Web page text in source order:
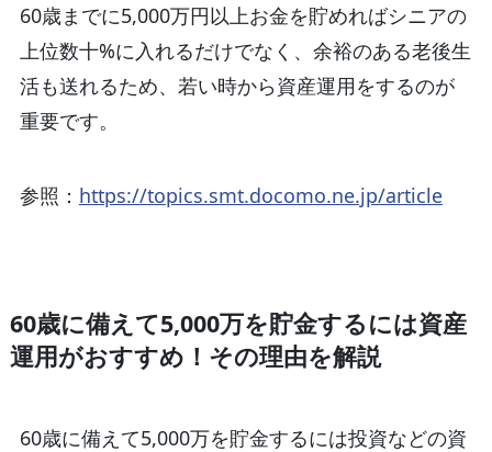
60歳までに5,000万円以上お金を貯めればシニアの
上位数十%に入れるだけでなく、余裕のある老後生
活も送れるため、若い時から資産運用をするのが
重要です。
参照： https://topics.smt.docomo.ne.jp/article
60歳に備えて5,000万を貯金するには資産
運用がおすすめ！その理由を解説
60歳に備えて5,000万を貯金するには投資などの資